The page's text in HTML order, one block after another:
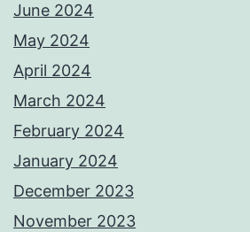
June 2024
May 2024
April 2024
March 2024
February 2024
January 2024
December 2023
November 2023